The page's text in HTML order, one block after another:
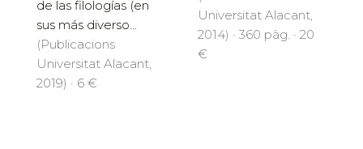
de las filologías (en
sus más diverso...
(Publicacions
Universitat Alacant,
2019) · 6 €
Universitat Alacant,
2014) · 360 pàg. · 20
€